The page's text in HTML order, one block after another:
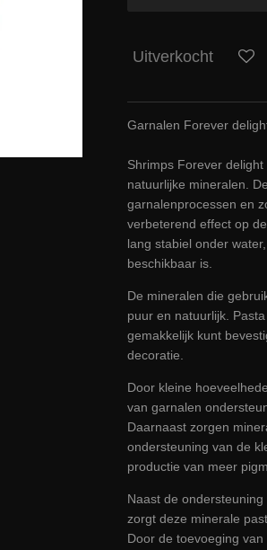
Uitverkocht
Garnalen Forever
Shrimps Forever
natuurlijke mineralen.
garnalenprocessen en
verbeterend effect op
lang stabiel onder
beschikbaar is.
De mineralen die
puur en natuurlijk.
gemakkelijk kunt
decoratie.
Door kleine
van garnalen
Daarnaast zorgen
ondersteuning van de
productie van meer
Naast de
zorgt deze minerale
Door de toevoeging